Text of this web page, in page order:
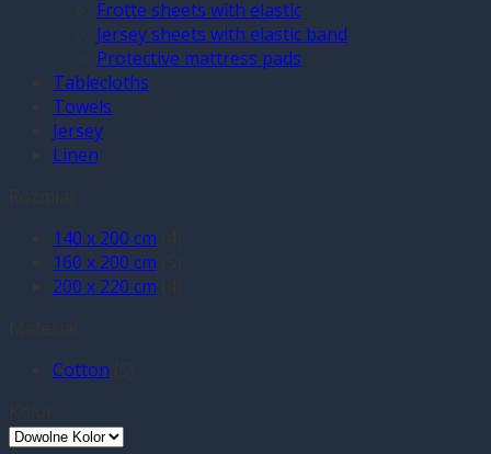
Frotte sheets with elastic
Jersey sheets with elastic band
Protective mattress pads
Tablecloths
Towels
Jersey
Linen
140 x 200 cm
160 x 200 cm
200 x 220 cm
Cotton